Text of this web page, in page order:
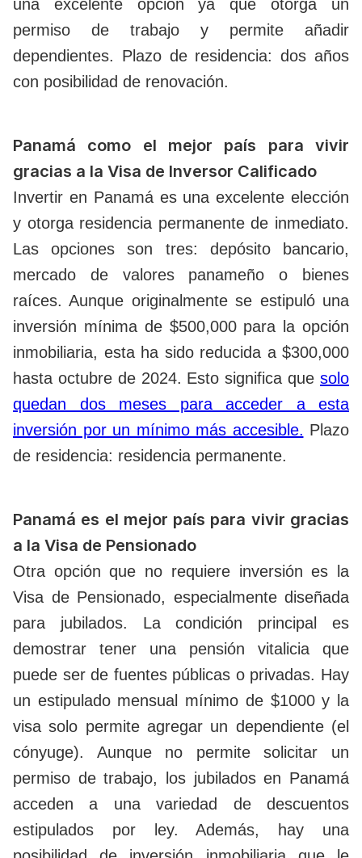
una excelente opción ya que otorga un
permiso de trabajo y permite añadir
dependientes. Plazo de residencia: dos años
con posibilidad de renovación.
Panamá como el mejor país para vivir
gracias a la Visa de Inversor Calificado
Invertir en Panamá es una excelente elección
y otorga residencia permanente de inmediato.
Las opciones son tres: depósito bancario,
mercado de valores panameño o bienes
raíces. Aunque originalmente se estipuló una
inversión mínima de $500,000 para la opción
inmobiliaria, esta ha sido reducida a $300,000
hasta octubre de 2024. Esto significa que solo
quedan dos meses para acceder a esta
inversión por un mínimo más accesible. Plazo
de residencia: residencia permanente.
Panamá es el mejor país para vivir gracias
a la Visa de Pensionado
Otra opción que no requiere inversión es la
Visa de Pensionado, especialmente diseñada
para jubilados. La condición principal es
demostrar tener una pensión vitalicia que
puede ser de fuentes públicas o privadas. Hay
un estipulado mensual mínimo de $1000 y la
visa solo permite agregar un dependiente (el
cónyuge). Aunque no permite solicitar un
permiso de trabajo, los jubilados en Panamá
acceden a una variedad de descuentos
estipulados por ley. Además, hay una